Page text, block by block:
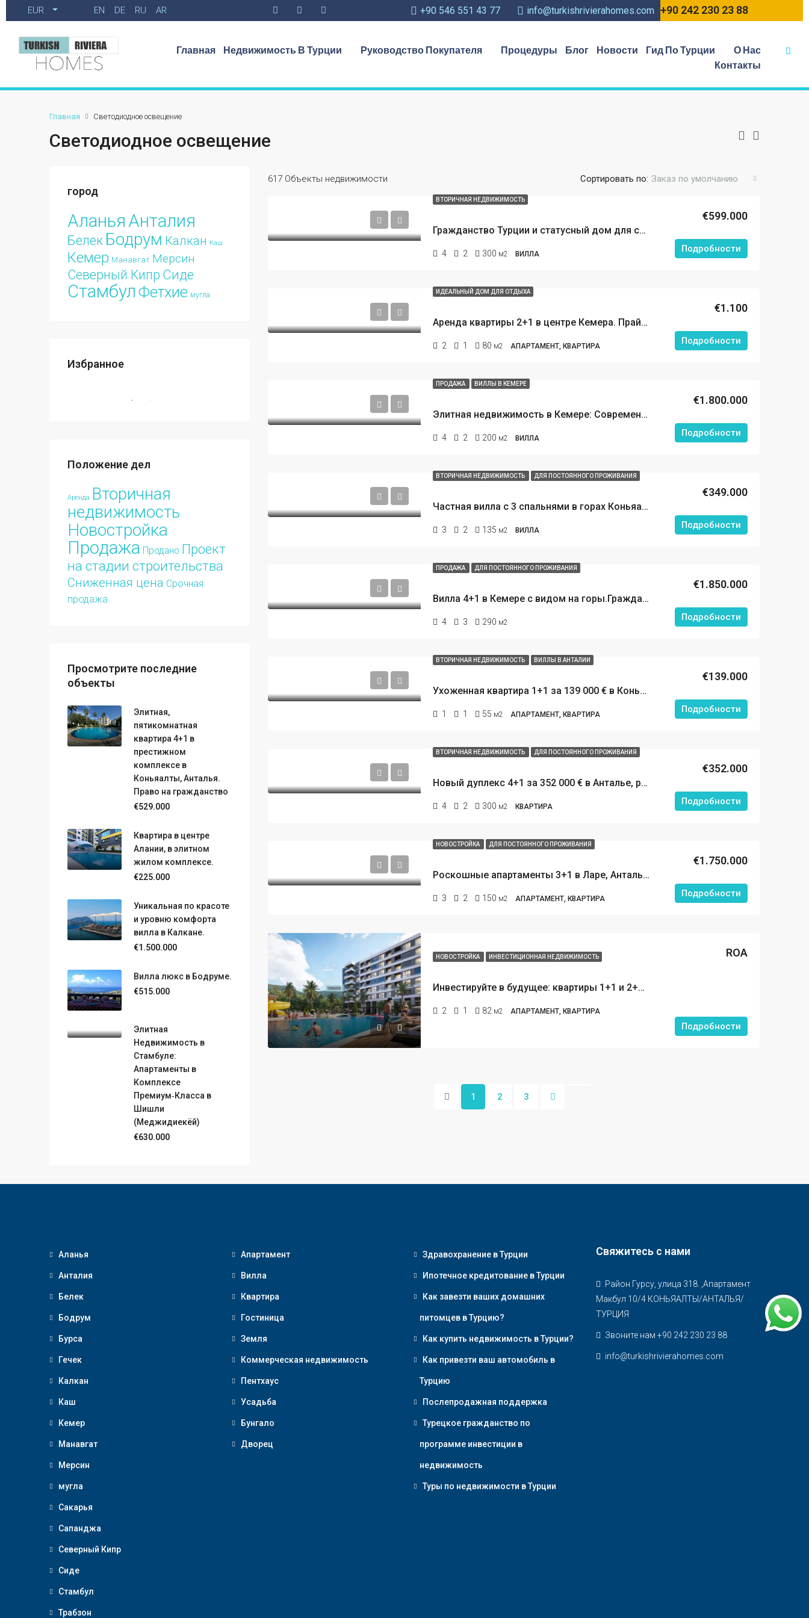
EUR EN DE RU AR +90 546 551 43 77 info@turkishrivierahomes.com +90 242 230 23 88
Главная Недвижимость В Турции Руководство Покупателя Процедуры Блог Новости Гид По Турции
О Нас
Контакты
Главная Светодиодное освещение
Светодиодное освещение
617 Объекты недвижимости Сортировать по: Заказ по умолчанию
ВТОРИЧНАЯ НЕДВИЖИМОСТЬ
Гражданство Турции и статусный дом для семьи всего в 800 метрах от пляжа. Редкое предложение.
€599.000
4 2 300 м2 ВИЛЛА Подробности
ИДЕАЛЬНЫЙ ДОМ ДЛЯ ОТДЫХА
Аренда квартиры 2+1 в центре Кемера. Прайм-локация, 300 метров до пляжа.
€1.100
2 1 80 м2 АПАРТАМЕНТ, КВАРТИРА Подробности
ПРОДАЖА ВИЛЛЫ В КЕМЕРЕ
Элитная недвижимость в Кемере: Современные виллы с частным бассейном в 450 метрах от пляжа.
€1.800.000
4 2 200 м2 ВИЛЛА Подробности
ВТОРИЧНАЯ НЕДВИЖИМОСТЬ ДЛЯ ПОСТОЯННОГО ПРОЖИВАНИЯ
Частная вилла с 3 спальнями в горах Коньяалты (Сарысу), Анталия. Вилла по цене квартиры!
€349.000
3 2 135 м2 ВИЛЛА Подробности
ПРОДАЖА ДЛЯ ПОСТОЯННОГО ПРОЖИВАНИЯ
Вилла 4+1 в Кемере с видом на горы.Гражданство Турции. 800 метров до моря.
€1.850.000
4 3 290 м2 Подробности
ВТОРИЧНАЯ НЕДВИЖИМОСТЬ ВИЛЛЫ В АНТАЛИИ
Ухоженная квартира 1+1 за 139 000 € в Коньяалты, Анталья. Престижная резиденция у пляжа.
€139.000
1 1 55 м2 АПАРТАМЕНТ, КВАРТИРА Подробности
ВТОРИЧНАЯ НЕДВИЖИМОСТЬ ДЛЯ ПОСТОЯННОГО ПРОЖИВАНИЯ
Новый дуплекс 4+1 за 352 000 € в Анталье, район Коньяалты. 800 метров до пляжа.
€352.000
4 2 300 м2 КВАРТИРА Подробности
НОВОСТРОЙКА ДЛЯ ПОСТОЯННОГО ПРОЖИВАНИЯ
Роскошные апартаменты 3+1 в Ларе, Анталья: жизнь на берегу моря в формате 5‑звёздочного отеля
€1.750.000
3 2 150 м2 АПАРТАМЕНТ, КВАРТИРА Подробности
НОВОСТРОЙКА ИНВЕСТИЦИОННАЯ НЕДВИЖИМОСТЬ
Инвестируйте в будущее: квартиры 1+1 и 2+1 в строящемся проекте в центре Кепеза, Анталья!
ROA
2 1 82 м2 АПАРТАМЕНТ, КВАРТИРА
Подробности
1 2 3
город
Аланья Анталия
Белек Бодрум Калкан Каш
Кемер Манавгат Мерсин
Северный Кипр Сиде
Стамбул Фетхие мугла
Избранное
€213.000
НОВОСТРОЙКА
€890.000
НОВОСТРОЙКА
€213.000
ИЗБРАННЫЕ
Положение дел
Аренда Вторичная
недвижимость
Новостройка
Продажа Продано Проект
на стадии строительства
Сниженная цена Срочная
продажа
Просмотрите последние
объекты
Элитная,
пятикомнатная
квартира 4+1 в
престижном
комплексе в
Коньяалты, Анталья.
Право на гражданство
€529.000
Квартира в центре
Алании, в элитном
жилом комплексе.
€225.000
Уникальная по красоте
и уровню комфорта
вилла в Калкане.
€1.500.000
Вилла люкс в Бодруме.
€515.000
Элитная
Недвижимость в
Стамбуле:
Апартаменты в
Комплексе
Премиум‑Класса в
Шишли
(Меджидиекёй)
€630.000
Аланья
Анталия
Белек
Бодрум
Бурса
Гечек
Калкан
Каш
Кемер
Манавгат
Мерсин
мугла
Сакарья
Сапанджа
Северный Кипр
Сиде
Стамбул
Трабзон
Апартамент
Вилла
Квартира
Гостиница
Земля
Коммерческая недвижимость
Пентхаус
Усадьба
Бунгало
Дворец
Здравохранение в Турции
Ипотечное кредитование в Турции
Как завезти ваших домашних
питомцев в Турцию?
Как купить недвижимость в Турции?
Как привезти ваш автомобиль в
Турцию
Послепродажная поддержка
Турецкое гражданство по
программе инвестиции в
недвижимость
Туры по недвижимости в Турции
Свяжитесь с нами
Район Гурсу, улица 318. ,Апартамент
Макбул 10/4 КОНЬЯАЛТЫ/АНТАЛЬЯ/
ТУРЦИЯ
Звоните нам +90 242 230 23 88
info@turkishrivierahomes.com